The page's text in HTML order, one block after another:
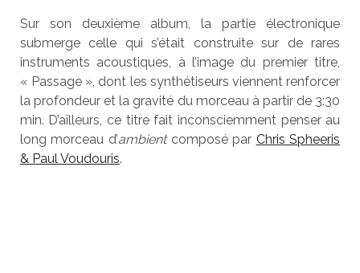
Sur son deuxième album, la partie électronique
submerge celle qui s’était construite sur de rares
instruments acoustiques, à l’image du premier titre,
« Passage », dont les synthétiseurs viennent renforcer
la profondeur et la gravité du morceau à partir de 3:30
min. D’ailleurs, ce titre fait inconsciemment penser au
long morceau d’ambient composé par Chris Spheeris
& Paul Voudouris.